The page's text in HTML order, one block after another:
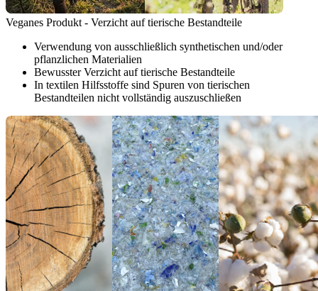
Veganes Produkt - Verzicht auf tierische Bestandteile
Verwendung von ausschließlich synthetischen und/oder
pflanzlichen Materialien
Bewusster Verzicht auf tierische Bestandteile
In textilen Hilfsstoffe sind Spuren von tierischen
Bestandteilen nicht vollständig auszuschließen